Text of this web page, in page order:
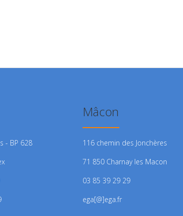
- BP 628
Mâcon
116 chemin des Jonchères
71 850 Charnay les Macon
03 85 39 29 29
ega[@]ega.fr